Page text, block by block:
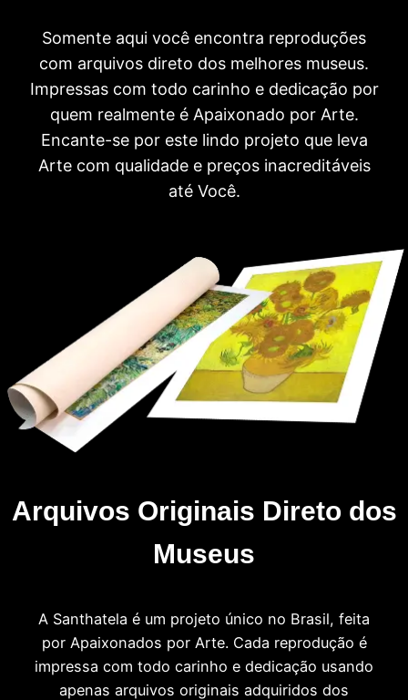
Somente aqui você encontra reproduções
com arquivos direto dos melhores museus.
Impressas com todo carinho e dedicação por
quem realmente é Apaixonado por Arte.
Encante-se por este lindo projeto que leva
Arte com qualidade e preços inacreditáveis
até Você.
Arquivos Originais Direto dos
Museus
A Santhatela é um projeto único no Brasil, feita
por Apaixonados por Arte. Cada reprodução é
impressa com todo carinho e dedicação usando
apenas arquivos originais adquiridos dos